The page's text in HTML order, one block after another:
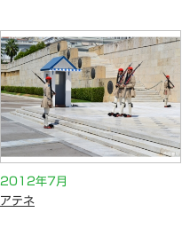
2012年7月
アテネ